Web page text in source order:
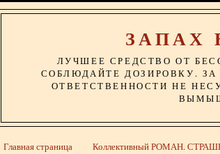
ЗАПАХ
ЛУЧШЕЕ СРЕДСТВО ОТ
СОБЛЮДАЙТЕ ДОЗИРОВКУ.
ОТВЕТСТВЕННОСТИ НЕ
Главная страница Коллективный РОМАН.